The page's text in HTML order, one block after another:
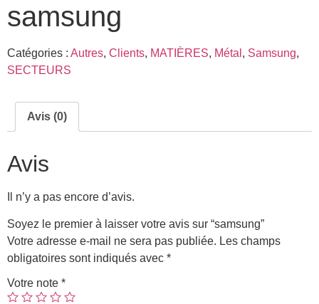
samsung
Catégories : Autres, Clients, MATIÈRES, Métal , Samsung,
SECTEURS
Avis (0)
Avis
Il n’y a pas encore d’avis.
Soyez le premier à laisser votre avis sur “samsung”
Votre adresse e-mail ne sera pas publiée. Les champs
obligatoires sont indiqués avec *
Votre note *